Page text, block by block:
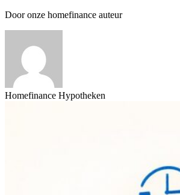
Door onze homefinance auteur
Homefinance Hypotheken